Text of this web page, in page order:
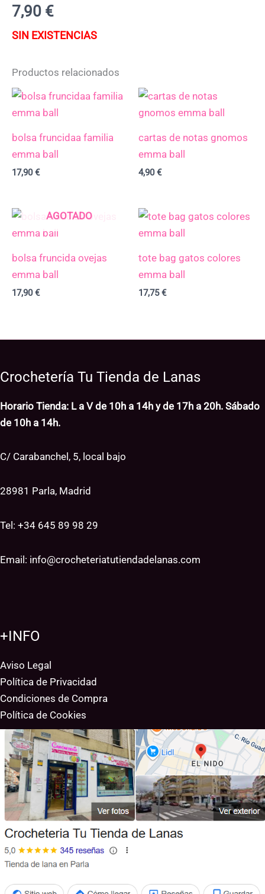
7,90 €
SIN EXISTENCIAS
Productos relacionados
bolsa fruncidaa familia
emma ball
17,90€
cartas de notas gnomos
emma ball
4,90€
AGOTADO
bolsa fruncida ovejas
emma ball
17,90€
tote bag gatos colores
emma ball
17,75€
Crochetería Tu Tienda de Lanas
Horario Tienda: L a V de 10h a 14h y de 17h a 20h. Sábado
de 10h a 14h.
C/ Carabanchel, 5, local bajo
28981 Parla, Madrid
Tel: +34 645 89 98 29
Email: info@crocheteriatutiendadelanas.com
+INFO
Aviso Legal
Política de Privacidad
Condiciones de Compra
Política de Cookies